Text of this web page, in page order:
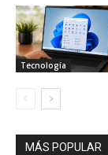
Tecnología
MÁS POPULAR